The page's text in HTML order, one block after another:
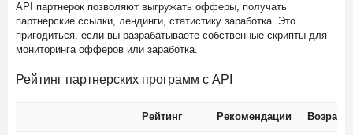
API партнерок позволяют выгружать офферы, получать
партнерские ссылки, лендинги, статистику заработка. Это
пригодиться, если вы разрабатываете собственные скрипты для
мониторинга офферов или заработка.
Рейтинг партнерских программ с API
Рейтинг Рекомендации Возраст